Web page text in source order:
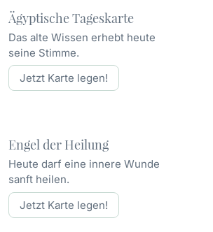
Ägyptische Tageskarte
Das alte Wissen erhebt heute
seine Stimme.
Jetzt Karte legen!
Engel der Heilung
Heute darf eine innere Wunde
sanft heilen.
Jetzt Karte legen!